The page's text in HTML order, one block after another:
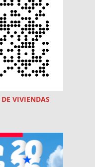
DE VIVIENDAS